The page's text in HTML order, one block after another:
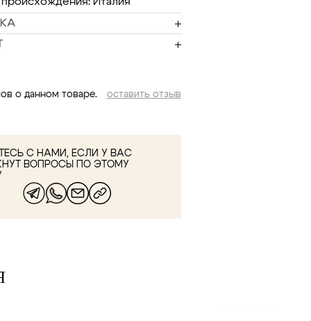
о данном товаре. оставить отзыв
С НАМИ, ЕСЛИ У ВАС
ВОПРОСЫ ПО ЭТОМУ